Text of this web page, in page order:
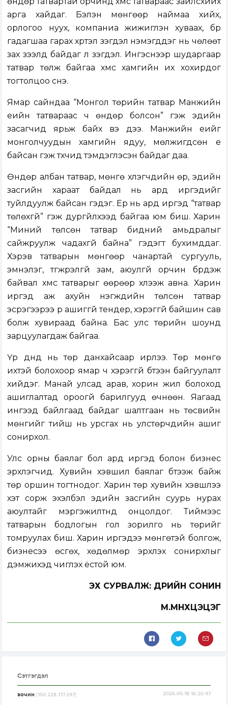
арга хайдаг. Бэлэн мөнгөөр наймаа хийх,
орлогоо нуух, компаниа жижиглэн хуваах, бүр
гадагшаа гарах хүртэл үзэгдэл нэмэгддэг нь чөлөөт
зах зээлд байдаг л үзэгдэл. Ингэснээр шударгаар
татвар төлж байгаа хүмүүс хамгийн их хохирдог
тогтолцоо үүснэ.
Ямар сайндаа “Монгол төрийн татвар Манжийн
үеийн татвараас ч өндөр болсон” гэж эдийн
засагчид ярьж байх вэ дээ. Манжийн үеийг
монголчуудын хамгийн ядуу, мөлжигдсөн үе
байсан гэж түүхчид тэмдэглэсэн байдаг даа.
Өндөр албан татвар, мөнгө хүүлэгчдийн өр, эдийн
засгийн хараат байдал нь ард иргэдийг
туйлдуулж байсан гэдэг. Ер нь ард иргэд “татвар
төлөхгүй” гэж дургүйлхээд байгаа юм биш. Харин
“Миний төлсөн татвар бидний амьдралыг
сайжруулж чадахгүй байна” гэдэгт бухимддаг.
Хэрэв татварын мөнгөөр чанартай сургууль,
эмнэлэг, түгжрэлгүй зам, аюулгүй орчин бүрдэж
байвал хүмүүс татварыг өөрөөр хүлээж авна. Харин
иргэд аж ахуйн нэгжүүдийн төлсөн татвар
эсрэгээрээ үр ашиггүй тендер, хэрэггүй байшин сав
болж хувираад байна. Бас улс төрийн шоунд
зарцуулагдаж байгаа.
Үр дүнд нь төр данхайсаар ирлээ. Төр мөнгө
ихтэй болохоор ямар ч хэрэггүй бүтээн байгуулалт
хийдэг. Манай улсад арав, хорин жил болоход
ашиглалтад ороогүй барилгууд өчнөөн. Яагаад
ингээд байлгаад байдаг шалтгаан нь төсвийн
мөнгийг тийш нь урсгах нь улстөрчдийн ашиг
сонирхол.
Улс орны баялаг бол ард иргэд болон бизнес
эрхлэгчид. Хувийн хэвшил баялаг бүтээж байж
төр оршин тогтнодог. Харин төр хувийн хэвшлээ
хэт сорж эхэлбэл эдийн засгийн суурь нурах
аюултайг мэргэжилтнүүд онцолдог. Тиймээс
татварын бодлогын гол зорилго нь төрийг
томруулах биш. Харин иргэдээ мөнгөтэй болгож,
бизнесээ өсгөх, хөдөлмөр эрхлэх сонирхлыг
дэмжихэд чиглэх ёстой юм.
ЭХ СУРВАЛЖ: ӨДРИЙН СОНИН
М.МӨНХЦЭЦЭГ
Сэтгэгдэл
зочин[150.228.177.247] 2026-05-18 16:20:47